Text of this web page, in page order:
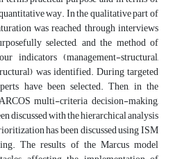
way. In the qualitative part of
was reached through interviews
selected, and the method of
indicators (management-structural,
was identified. During targeted
have been selected. Then, in the
multi-criteria decision-making,
discussed with the hierarchical analysis
has been discussed using ISM
The results of the Marcus model